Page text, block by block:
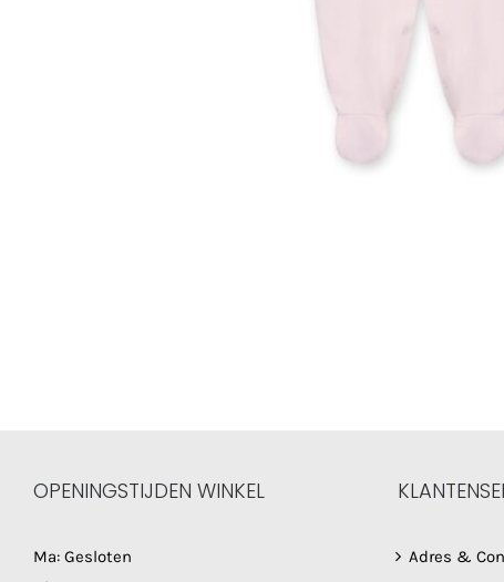
OPENINGSTIJDEN WINKEL
Ma: Gesloten
Adres &